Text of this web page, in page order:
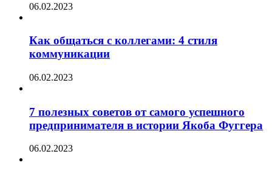
06.02.2023
Как общаться с коллегами: 4 стиля
коммуникации
06.02.2023
7 полезных советов от самого успешного
предпринимателя в истории Якоба Фуггера
06.02.2023